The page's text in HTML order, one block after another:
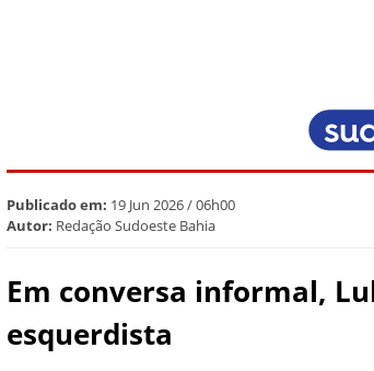
Publicado em: 19 Jun 2026 / 06h00
Autor: Redação Sudoeste Bahia
Em conversa informal,
esquerdista